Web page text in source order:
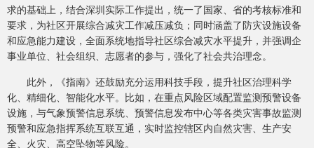
求的基础上，结合深圳实际工作提出，统一了国家、省的考核标准和
要求，为社区开展综合减灾工作减压减负；同时涵盖了防灾设施设备
和应急能力建设，全面系统地指导社区综合减灾水平提升，并强调企
事业单位、社会组织、志愿者的参与，强化了社会共治理念。
此外，《指南》还鼓励充分运用科技手段，提升社区治理科学
化、精细化、智能化水平。比如，在重点风险区域配置监测预警设备
设施，与气象预警信息系统、预警信息发布中心等各类灾害事故监测
预警和应急指挥系统互联互通，实时监控辖区内自然灾害、生产安
全、火灾、高空坠物等风险。